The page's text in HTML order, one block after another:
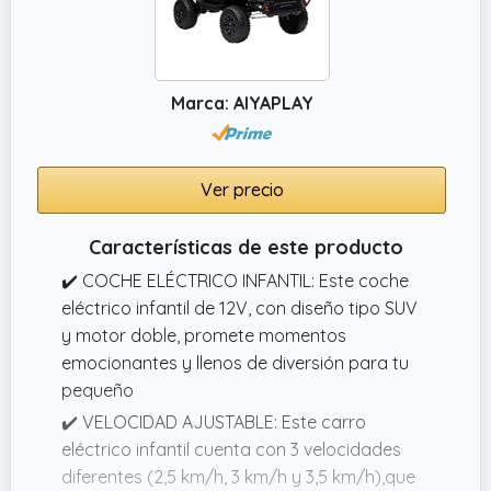
Marca: AIYAPLAY
Ver precio
Características de este producto
✔️ COCHE ELÉCTRICO INFANTIL: Este coche
eléctrico infantil de 12V, con diseño tipo SUV
y motor doble, promete momentos
emocionantes y llenos de diversión para tu
pequeño
✔️ VELOCIDAD AJUSTABLE: Este carro
eléctrico infantil cuenta con 3 velocidades
diferentes (2,5 km/h, 3 km/h y 3,5 km/h),que